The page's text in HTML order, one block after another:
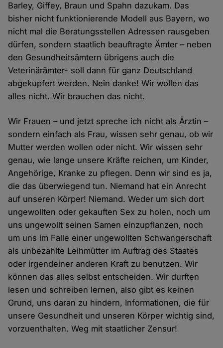
Barley, Giffey, Braun und Spahn dazukam. Das
bisher nicht funktionierende Modell aus Bayern, wo
nicht mal die Beratungsstellen Adressen rausgeben
dürfen, sondern staatlich beauftragte Ämter – neben
den Gesundheitsämtern übrigens auch die
Veterinärämter- soll dann für ganz Deutschland
abgekupfert werden. Nein danke! Wir wollen das
alles nicht. Wir brauchen das nicht.
Wir Frauen – und jetzt spreche ich nicht als Ärztin –
sondern einfach als Frau, wissen sehr genau, ob wir
Mutter werden wollen oder nicht. Wir wissen sehr
genau, wie lange unsere Kräfte reichen, um Kinder,
Angehörige, Kranke zu pflegen. Denn wir sind es ja,
die das überwiegend tun. Niemand hat ein Anrecht
auf unseren Körper! Niemand. Weder um sich dort
ungewollten oder gekauften Sex zu holen, noch um
uns ungewollt seinen Samen einzupflanzen, noch
um uns im Falle einer ungewollten Schwangerschaft
als unbezahlte Leihmütter im Auftrag des Staates
oder irgendeiner anderen Kraft zu benutzen. Wir
können das alles selbst entscheiden. Wir durften
lesen und schreiben lernen, also gibt es keinen
Grund, uns daran zu hindern, Informationen, die für
unsere Gesundheit und unseren Körper wichtig sind,
vorzuenthalten. Weg mit staatlicher Zensur!